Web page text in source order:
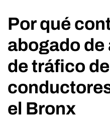
Por qué
abogado
de tráfico de
el Bronx